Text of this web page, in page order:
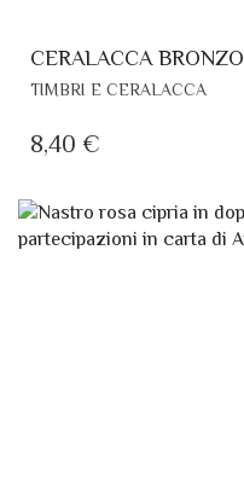
CERALACCA BRONZO
TIMBRI E CERALACCA
8,40 €